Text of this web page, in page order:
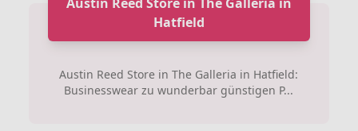
Hatfield
Austin Reed Store in The Galleria in Hatfield:
Businesswear zu wunderbar günstigen P...